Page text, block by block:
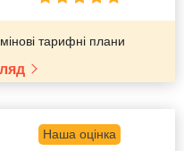
тарифні плани
Наша оцінка